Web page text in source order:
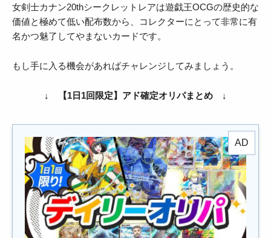
女剣士カナン20thシークレットレアは遊戯王OCGの歴史的な
価値と極めて低い配布数から、コレクターにとって非常に有
名かつ魅了してやまないカードです。
もし手に入る機会があればチャレンジしてみましょう。
↓ 【1日1回限定】アド確定オリパまとめ ↓